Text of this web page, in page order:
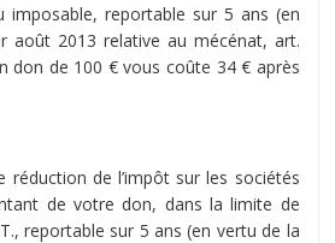
imposable, reportable sur 5 ans (en
août 2013 relative au mécénat, art.
don de 100 € vous coûte 34 € après
réduction de l’impôt sur les sociétés
de votre don, dans la limite de
reportable sur 5 ans (en vertu de la